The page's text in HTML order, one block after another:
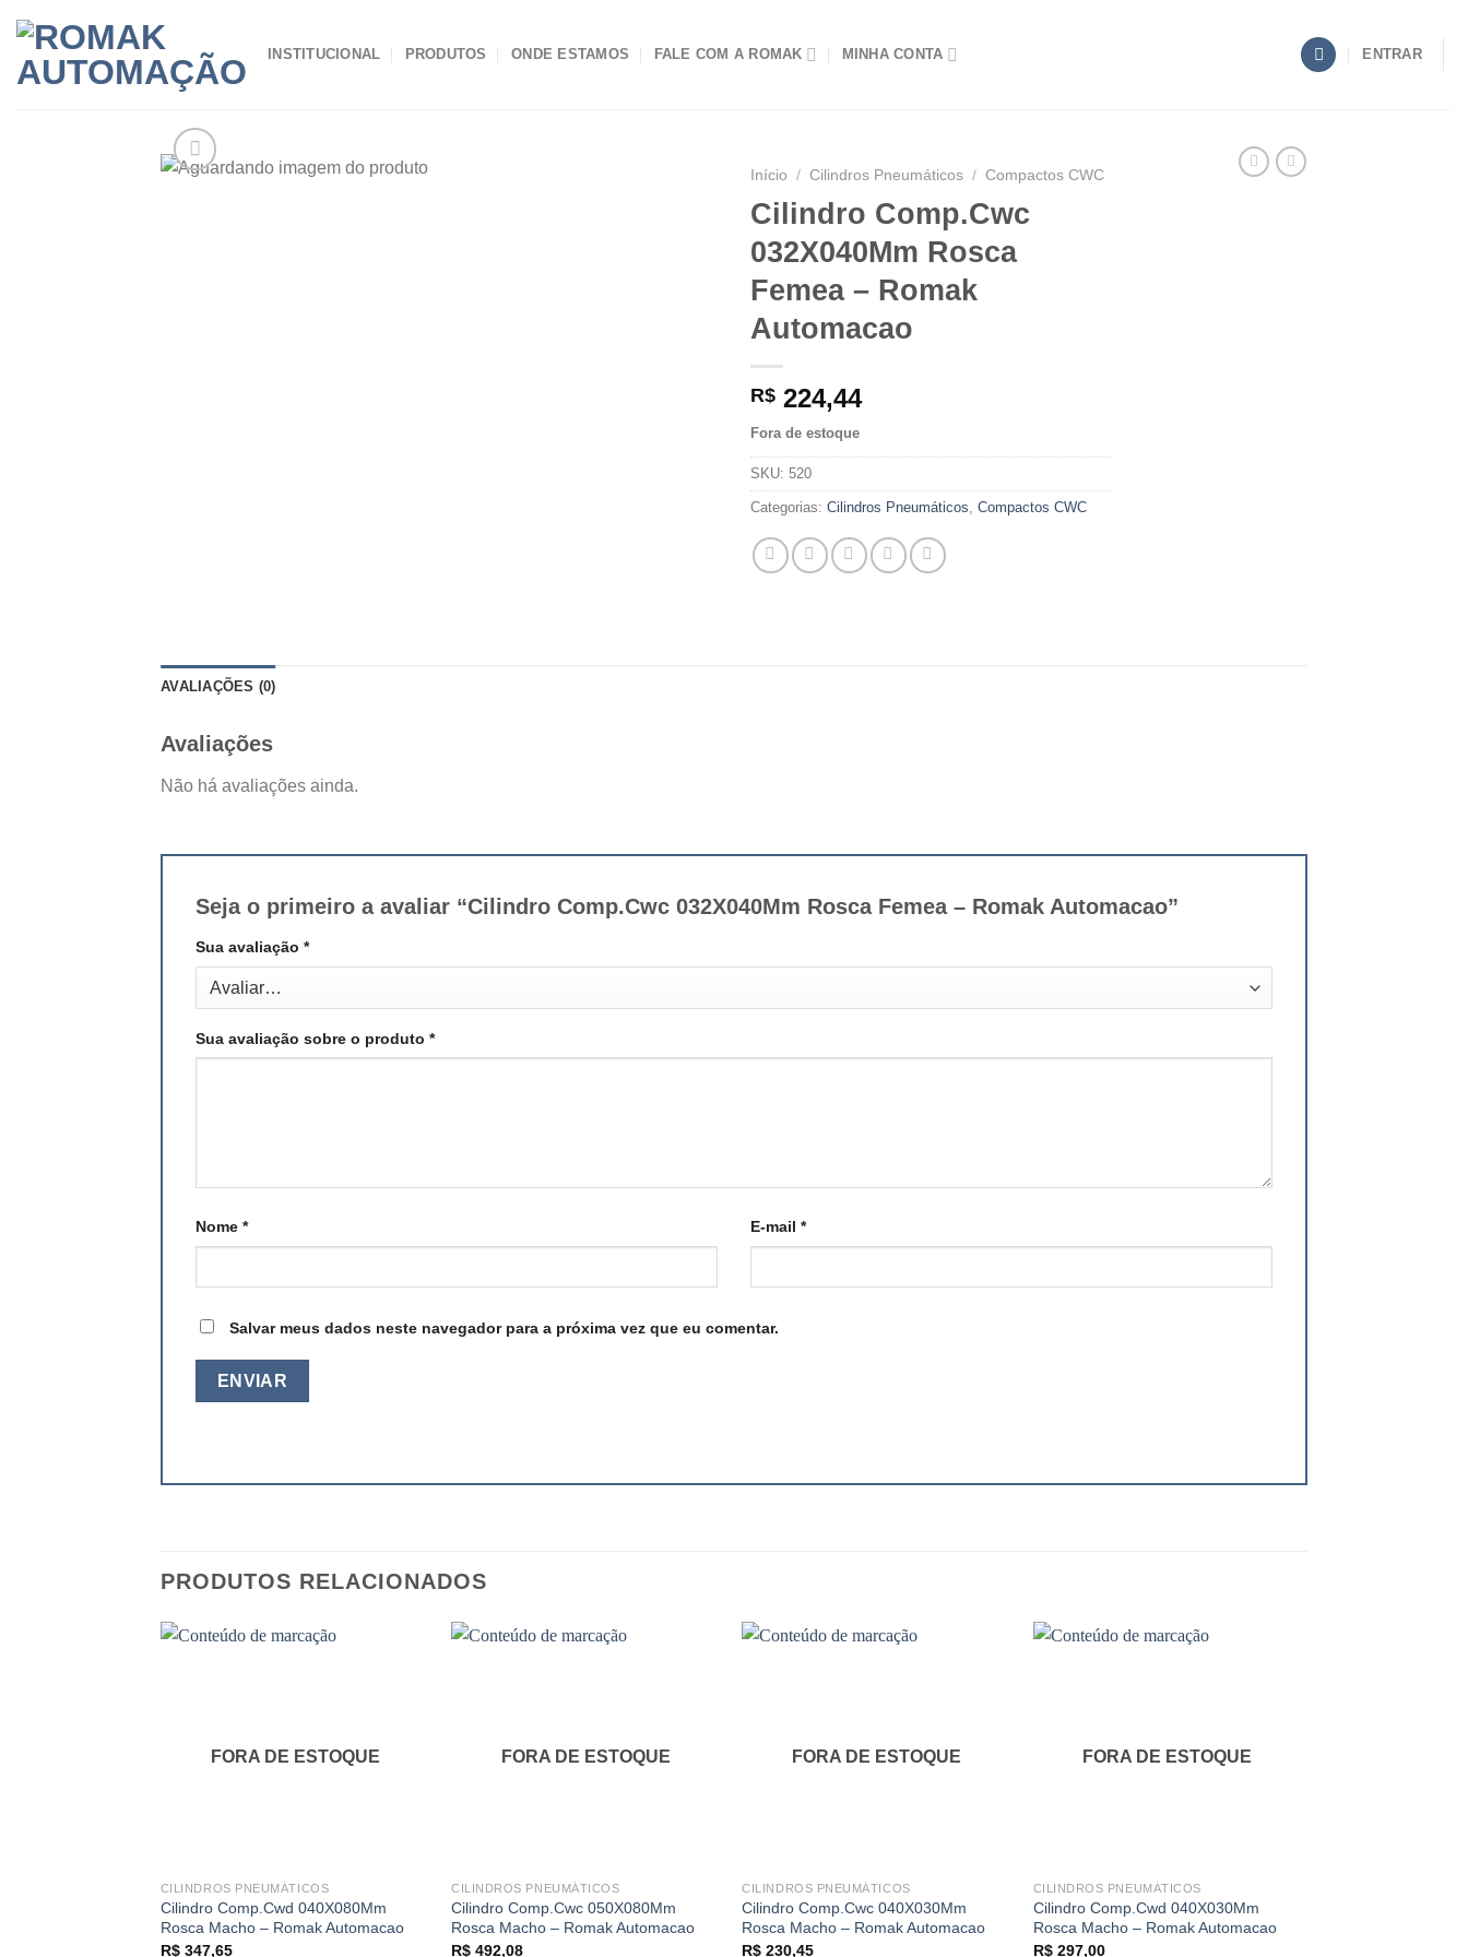
content
INSTITUCIONAL PRODUTOS ONDE ESTAMOS FALE COM A ROMAK MINHA CONTA ENTRAR
Início / Cilindros Pneumáticos / Compactos CWC
Cilindro Comp.Cwc
032X040Mm Rosca
Femea – Romak
Automacao
R$ 224,44
Fora de estoque
SKU: 520
Categorias: Cilindros Pneumáticos Compactos CWC
AVALIAÇÕES (0)
Avaliações
Não há avaliações ainda.
Seja o primeiro a avaliar “Cilindro Comp.Cwc 032X040Mm Rosca Femea – Romak Automacao”
Sua avaliação *
Sua avaliação sobre o produto *
Nome * E-mail *
Salvar meus dados neste navegador para a próxima vez que eu comentar.
PRODUTOS RELACIONADOS
FORA DE ESTOQUE
CILINDROS PNEUMÁTICOS
Cilindro Comp.Cwd 040X080Mm
Rosca Macho – Romak Automacao
R$347,65
FORA DE ESTOQUE
CILINDROS PNEUMÁTICOS
Cilindro Comp.Cwc 050X080Mm
Rosca Macho – Romak Automacao
R$ 492,08
FORA DE ESTOQUE
CILINDROS PNEUMÁTICOS
Cilindro Comp.Cwc 040X030Mm
Rosca Macho – Romak Automacao
R$ 230,45
FORA DE ESTOQUE
CILINDROS PNEUMÁTICOS
Cilindro Comp.Cwd 040X030Mm
Rosca Macho – Romak Automacao
R$297,00